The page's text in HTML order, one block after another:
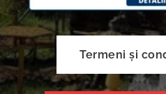
Termeni și